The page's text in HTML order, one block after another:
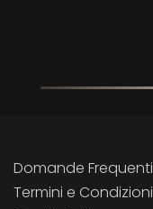
Domande Frequenti
Termini e Condizioni